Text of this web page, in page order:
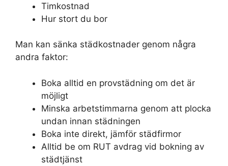
Timkostnad
Hur stort du bor
Man kan sänka städkostnader genom några
andra faktor:
Boka alltid en provstädning om det är
möjligt
Minska arbetstimmarna genom att plocka
undan innan städningen
Boka inte direkt, jämför städfirmor
Alltid be om RUT avdrag vid bokning av
städtjänst